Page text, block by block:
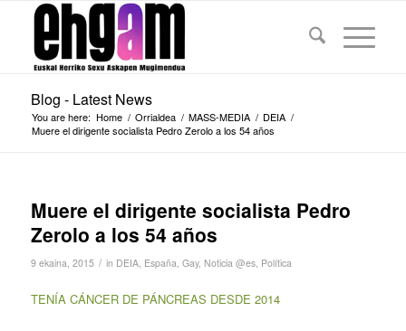
Blog - Latest News
You are here: Home / Orrialdea / MASS-MEDIA / DEIA /
Muere el dirigente socialista Pedro Zerolo a los 54 años
Muere el dirigente socialista Pedro
Zerolo a los 54 años
9 ekaina, 2015 / in DEIA, España, Gay, Noticia @es, Política
TENÍA CÁNCER DE PÁNCREAS DESDE 2014